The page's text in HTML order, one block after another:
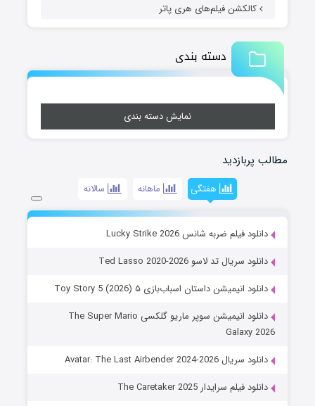
کالکشن فیلم‌های هری پاتر
دسته بندی
نمایش دسته بندی
مطالب پربازدید
هفتگی ماهانه سالانه
دانلود فیلم ضربه شانس Lucky Strike 2026
دانلود سریال تد لاسو Ted Lasso 2020-2026
دانلود انیمیشن داستان اسباب‌بازی ۵ Toy Story 5 (2026)
دانلود انیمیشن سوپر ماریو گلکسی The Super Mario
Galaxy 2026
دانلود سریال Avatar: The Last Airbender 2024-2026
دانلود فیلم سرایدار The Caretaker 2025